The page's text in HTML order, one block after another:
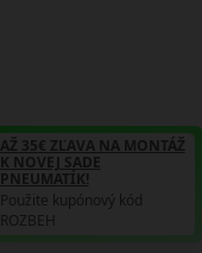
AŽ 35€ ZĽAVA NA MONTÁŽ
K NOVEJ SADE
PNEUMATÍK!
Použite kupónový kód
ROZBEH